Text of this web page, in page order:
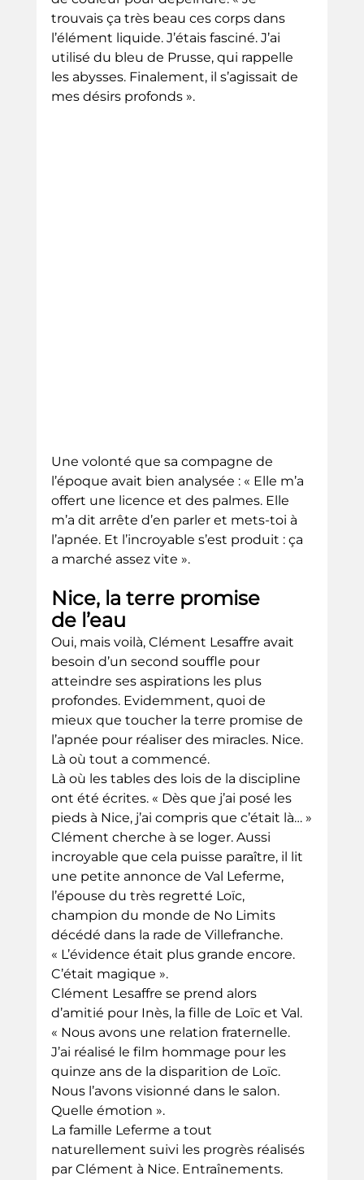
trouvais ça très beau ces corps dans
l’élément liquide. J’étais fasciné. J’ai
utilisé du bleu de Prusse, qui rappelle
les abysses. Finalement, il s’agissait de
mes désirs profonds ».
Une volonté que sa compagne de
l’époque avait bien analysée : « Elle m’a
offert une licence et des palmes. Elle
m’a dit arrête d’en parler et mets-toi à
l’apnée. Et l’incroyable s’est produit : ça
a marché assez vite ».
Nice, la terre promise
de l’eau
Oui, mais voilà, Clément Lesaffre avait
besoin d’un second souffle pour
atteindre ses aspirations les plus
profondes. Evidemment, quoi de
mieux que toucher la terre promise de
l’apnée pour réaliser des miracles. Nice.
Là où tout a commencé.
Là où les tables des lois de la discipline
ont été écrites. « Dès que j’ai posé les
pieds à Nice, j’ai compris que c’était là… »
Clément cherche à se loger. Aussi
incroyable que cela puisse paraître, il lit
une petite annonce de Val Leferme,
l’épouse du très regretté Loïc,
champion du monde de No Limits
décédé dans la rade de Villefranche.
« L’évidence était plus grande encore.
C’était magique ».
Clément Lesaffre se prend alors
d’amitié pour Inès, la fille de Loïc et Val.
« Nous avons une relation fraternelle.
J’ai réalisé le film hommage pour les
quinze ans de la disparition de Loïc.
Nous l’avons visionné dans le salon.
Quelle émotion ».
La famille Leferme a tout
naturellement suivi les progrès réalisés
par Clément à Nice. Entraînements.